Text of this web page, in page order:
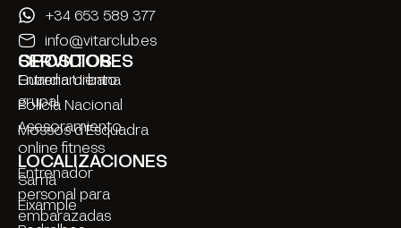
+34 653 589 377
info@vitarclub.es
SERVICIOS
Entrenamiento
grupal
Asesoramiento
online fitness
Entrenador
personal para
embarazadas
OPOSITORES
Guardia Urbana
Policía Nacional
Mossos d’Esquadra
LOCALIZACIONES
Sarrià
Eixample